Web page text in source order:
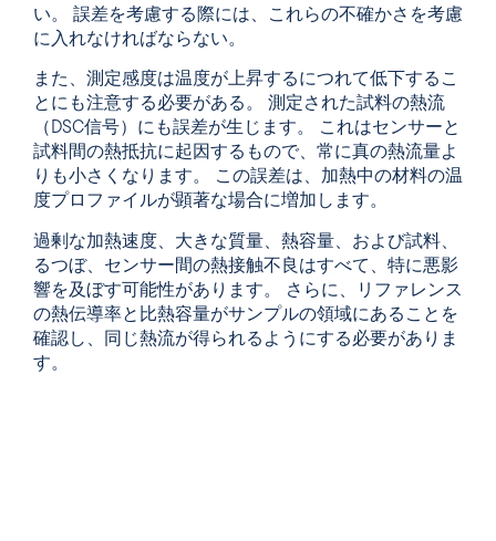
い。 誤差を考慮する際には、これらの不確かさを考慮
に入れなければならない。
また、 測定感度は温度が上昇するにつれて低下する こ
とにも注意する必要がある。 測定された試料の熱流
（DSC信号）にも誤差が生じます。 これはセンサーと
試料間の熱抵抗に起因するもので、常に真の熱流量よ
りも小さくなります。 この誤差は、加熱中の材料の温
度プロファイルが顕著な場合に増加します。
過剰な加熱速度、大きな質量、熱容量、および試料、
るつぼ、センサー間の熱接触不良はすべて、特に悪影
響を及ぼす可能性があります。 さらに、リファレンス
の熱伝導率と比熱容量がサンプルの領域にあることを
確認し、同じ熱流が得られるようにする必要がありま
す。